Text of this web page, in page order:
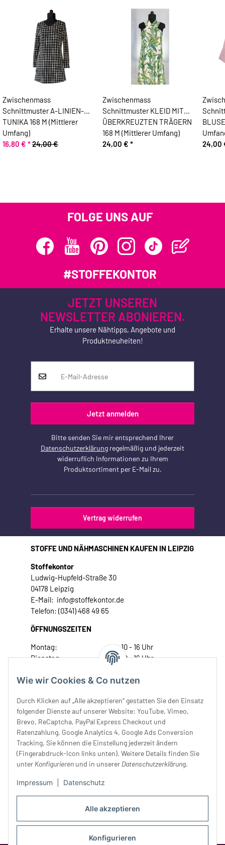
Alle akzeptieren
Konfigurieren
Wie wir Cookies & Co nutzen
Durch Klicken auf „Alle akzeptieren“ gestatten Sie den Einsatz
folgender Dienste auf unserer Website: YouTube, Vimeo,
Brevo, ReCaptcha, PayPal Express Checkout und
Ratenzahlung, Google Analytics 4, Google Ads Conversion
Tracking. Sie können die Einstellung jederzeit ändern
(Fingerabdruck-Icon links unten). Weitere Details finden Sie
unter Konfigurieren und in unserer Datenschutzerklärung.
Impressum Datenschutz
Zwischenmass
Schnittmuster A-LINIEN-
TUNIKA 168 M (Mittlerer
Umfang)
16,80 € *24,00 €
Zwischenmass
Schnittmuster KLEID MIT
ÜBERKREUZTEN TRÄGERN
168 M (Mittlerer Umfang)
24,00 € *
24,00
FOLGE UNS AUF
#STOFFEKONTOR
JETZT UNSEREN
NEWSLETTER ABONIEREN.
Erhalte unsere Nähtipps, Angebote und
Produktneuheiten!
Jetzt anmelden
Bitte senden Sie mir entsprechend Ihrer
Datenschutzerklärung regelmäßig und jederzeit
widerruflich Informationen zu Ihrem
Produktsortiment per E-Mail zu.
Vertrag widerrufen
STOFFE UND NÄHMASCHINEN KAUFEN IN LEIPZIG
Stoffekontor
Ludwig-Hupfeld-Straße 30
04178 Leipzig
E-Mail: info@stoffekontor.de
Telefon: (0341) 468 49 65
ÖFFNUNGSZEITEN
Montag:
10 - 16 Uhr
Dienstag:
10 - 16 Uhr
Donnerstag:
10 - 18 Uhr
Samstag:
10 - 14 Uhr
Unser Service
Rechtliches